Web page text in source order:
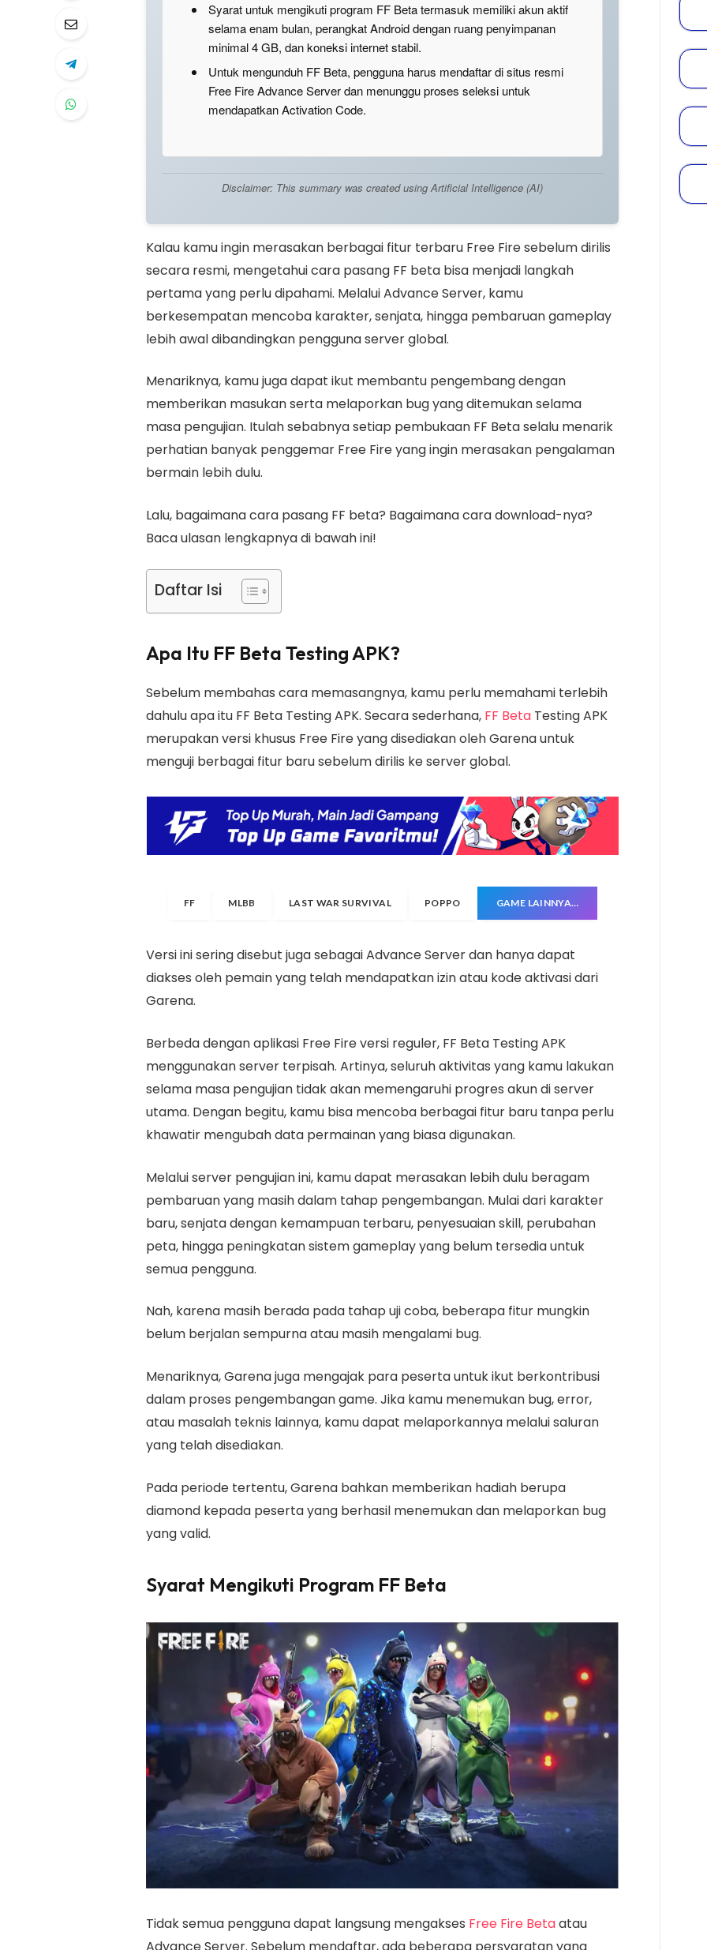
Syarat untuk mengikuti program FF Beta termasuk memiliki akun aktif
selama enam bulan, perangkat Android dengan ruang penyimpanan
minimal 4 GB, dan koneksi internet stabil.
Untuk mengunduh FF Beta, pengguna harus mendaftar di situs resmi
Free Fire Advance Server dan menunggu proses seleksi untuk
mendapatkan Activation Code.
Disclaimer: This summary was created using Artificial Intelligence (AI)
Kalau kamu ingin merasakan berbagai fitur terbaru Free Fire sebelum dirilis
secara resmi, mengetahui cara pasang FF beta bisa menjadi langkah
pertama yang perlu dipahami. Melalui Advance Server, kamu
berkesempatan mencoba karakter, senjata, hingga pembaruan gameplay
lebih awal dibandingkan pengguna server global.
Menariknya, kamu juga dapat ikut membantu pengembang dengan
memberikan masukan serta melaporkan bug yang ditemukan selama
masa pengujian. Itulah sebabnya setiap pembukaan FF Beta selalu menarik
perhatian banyak penggemar Free Fire yang ingin merasakan pengalaman
bermain lebih dulu.
Lalu, bagaimana cara pasang FF beta? Bagaimana cara download-nya?
Baca ulasan lengkapnya di bawah ini!
Daftar Isi
Apa Itu FF Beta Testing APK?
Sebelum membahas cara memasangnya, kamu perlu memahami terlebih
dahulu apa itu FF Beta Testing APK. Secara sederhana, FF Beta Testing APK
merupakan versi khusus Free Fire yang disediakan oleh Garena untuk
menguji berbagai fitur baru sebelum dirilis ke server global.
FF MLBB LAST WAR SURVIVAL POPPO GAME LAINNYA…
Versi ini sering disebut juga sebagai Advance Server dan hanya dapat
diakses oleh pemain yang telah mendapatkan izin atau kode aktivasi dari
Garena.
Berbeda dengan aplikasi Free Fire versi reguler, FF Beta Testing APK
menggunakan server terpisah. Artinya, seluruh aktivitas yang kamu lakukan
selama masa pengujian tidak akan memengaruhi progres akun di server
utama. Dengan begitu, kamu bisa mencoba berbagai fitur baru tanpa perlu
khawatir mengubah data permainan yang biasa digunakan.
Melalui server pengujian ini, kamu dapat merasakan lebih dulu beragam
pembaruan yang masih dalam tahap pengembangan. Mulai dari karakter
baru, senjata dengan kemampuan terbaru, penyesuaian skill, perubahan
peta, hingga peningkatan sistem gameplay yang belum tersedia untuk
semua pengguna.
Nah, karena masih berada pada tahap uji coba, beberapa fitur mungkin
belum berjalan sempurna atau masih mengalami bug.
Menariknya, Garena juga mengajak para peserta untuk ikut berkontribusi
dalam proses pengembangan game. Jika kamu menemukan bug, error,
atau masalah teknis lainnya, kamu dapat melaporkannya melalui saluran
yang telah disediakan.
Pada periode tertentu, Garena bahkan memberikan hadiah berupa
diamond kepada peserta yang berhasil menemukan dan melaporkan bug
yang valid.
Syarat Mengikuti Program FF Beta
Tidak semua pengguna dapat langsung mengakses Free Fire Betaatau
Advance Server. Sebelum mendaftar, ada beberapa persyaratan yang